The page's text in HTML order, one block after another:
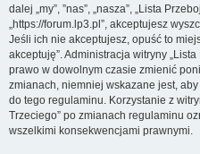
dalej „my”, ”nas”, „nasza”, „Lista
„https://forum.lp3.pl”, akceptujesz
Jeśli ich nie akceptujesz, opuść to
akceptuję”. Administracja witryny
prawo w dowolnym czasie zmienić
zmianach, niemniej wskazane jest,
do tego regulaminu. Korzystanie z
Trzeciego” po zmianach regulaminu
wszelkimi konsekwencjami prawnymi.